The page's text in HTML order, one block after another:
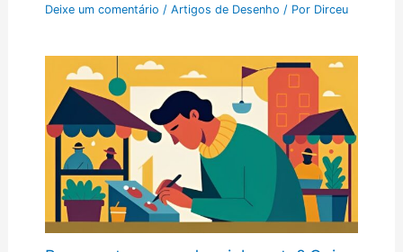
Deixe um comentário / Artigos de Desenho / Por Dirceu